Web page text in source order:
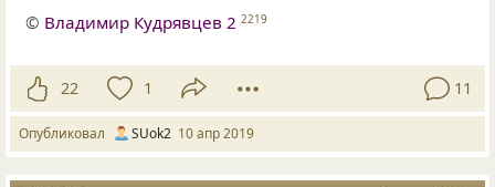
© Владимир Кудрявцев 2 2219
22 1 11
Опубликовал SUok2 10 апр 2019